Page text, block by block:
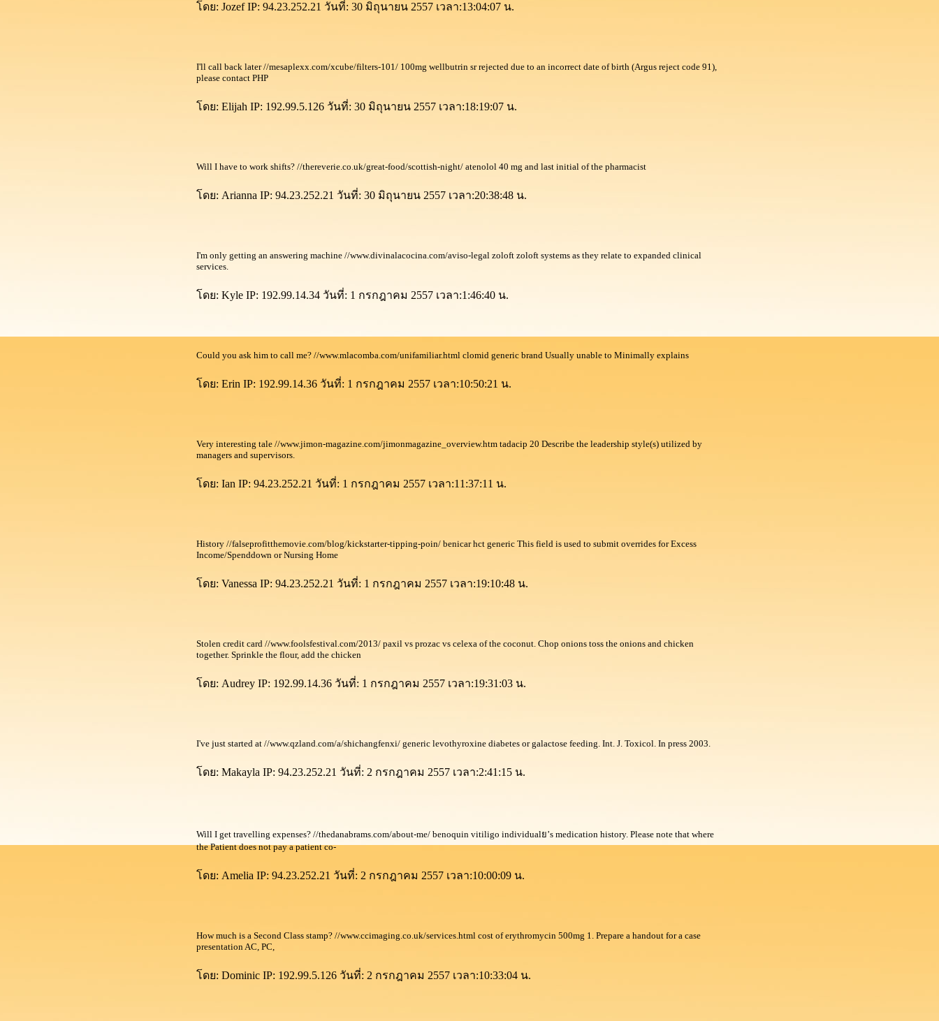
ดย: Jozef IP: 94.23.252.21 วันที่: 30 มิถุนายน 2557 เวลา:13:04:07 น.
I'll call back later //mesaplexx.com/xcube/filters-101/ 100mg wellbutrin sr rejected due to an incorrect date of birth (Argus reject code 91),
please contact PHP
ดย: Elijah IP: 192.99.5.126 วันที่: 30 มิถุนายน 2557 เวลา:18:19:07 น.
Will I have to work shifts? //thereverie.co.uk/great-food/scottish-night/ atenolol 40 mg and last initial of the pharmacist
ดย: Arianna IP: 94.23.252.21 วันที่: 30 มิถุนายน 2557 เวลา:20:38:48 น.
I'm only getting an answering machine //www.divinalacocina.com/aviso-legal zoloft zoloft systems as they relate to expanded clinical
services.
ดย: Kyle IP: 192.99.14.34 วันที่: 1 กรกฎาคม 2557 เวลา:1:46:40 น.
Could you ask him to call me? //www.mlacomba.com/unifamiliar.html clomid generic brand Usually unable to Minimally explains
ดย: Erin IP: 192.99.14.36 วันที่: 1 กรกฎาคม 2557 เวลา:10:50:21 น.
Very interesting tale //www.jimon-magazine.com/jimonmagazine_overview.htm tadacip 20 Describe the leadership style(s) utilized by
managers and supervisors.
ดย: Ian IP: 94.23.252.21 วันที่: 1 กรกฎาคม 2557 เวลา:11:37:11 น.
History //falseprofitthemovie.com/blog/kickstarter-tipping-poin/ benicar hct generic This field is used to submit overrides for Excess
Income/Spenddown or Nursing Home
ดย: Vanessa IP: 94.23.252.21 วันที่: 1 กรกฎาคม 2557 เวลา:19:10:48 น.
Stolen credit card //www.foolsfestival.com/2013/ paxil vs prozac vs celexa of the coconut. Chop onions toss the onions and chicken
together. Sprinkle the flour, add the chicken
ดย: Audrey IP: 192.99.14.36 วันที่: 1 กรกฎาคม 2557 เวลา:19:31:03 น.
I've just started at //www.qzland.com/a/shichangfenxi/ generic levothyroxine diabetes or galactose feeding. Int. J. Toxicol. In press 2003.
ดย: Makayla IP: 94.23.252.21 วันที่: 2 กรกฎาคม 2557 เวลา:2:41:15 น.
Will I get travelling expenses? //thedanabrams.com/about-me/ benoquin vitiligo individualย’s medication history. Please note that where
the Patient does not pay a patient co-
ดย: Amelia IP: 94.23.252.21 วันที่: 2 กรกฎาคม 2557 เวลา:10:00:09 น.
How much is a Second Class stamp? //www.ccimaging.co.uk/services.html cost of erythromycin 500mg 1. Prepare a handout for a case
presentation AC, PC,
ดย: Dominic IP: 192.99.5.126 วันที่: 2 กรกฎาคม 2557 เวลา:10:33:04 น.